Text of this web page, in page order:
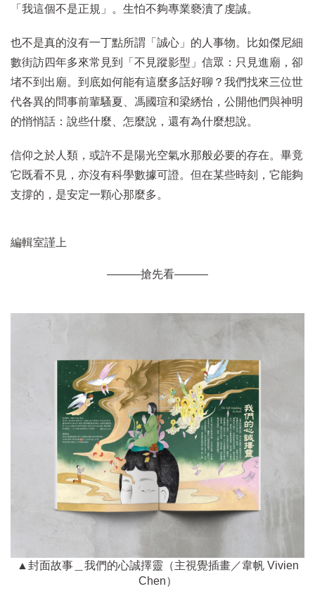
「我這個不是正規」。生怕不夠專業褻瀆了虔誠。
也不是真的沒有一丁點所謂「誠心」的人事物。比如傑尼細
數街訪四年多來常見到「不見蹤影型」信眾：只見進廟，卻
堵不到出廟。到底如何能有這麼多話好聊？我們找來三位世
代各異的問事前輩騷夏、馮國瑄和梁綉怡，公開他們與神明
的悄悄話：說些什麼、怎麼說，還有為什麼想說。
信仰之於人類，或許不是陽光空氣水那般必要的存在。畢竟
它既看不見，亦沒有科學數據可證。但在某些時刻，它能夠
支撐的，是安定一顆心那麼多。
編輯室謹上
———搶先看———
▲封面故事＿我們的心誠擇靈（主視覺插畫／韋帆 Vivien
Chen）